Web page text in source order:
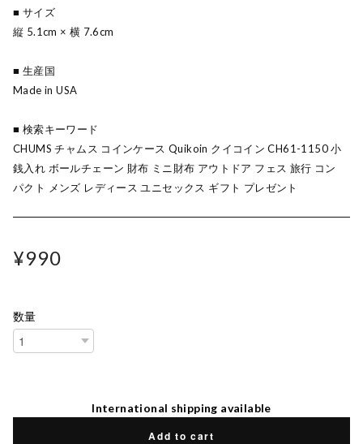
■ サイズ
縦 5.1cm × 横 7.6cm
■ 生産国
Made in USA
■ 検索キーワード
CHUMS チャムス コインケース Quikoin クイコイン CH61-1150 小
銭入れ ボールチェーン 財布 ミニ財布 アウトドア フェス 旅行 コン
パクト メンズ レディース ユニセックス ギフト プレゼント
¥990
数量
International shipping available
Add to cart